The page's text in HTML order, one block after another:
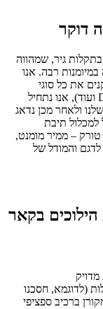
דוקר
גיר, שמהווה
רבה. אנו
את כל סוגי
הגירים: אוטומטי, ידני, רובוטי, CVT – רציף, DSG ועוד), אנו נתחיל
ולאחר מכן נדאג
למכלול תיבת
טורק – ממיר מומנט,
והמודל של
הילוכים בקאר
(לדוגמא, חסכנו
ברכיב ספציפי